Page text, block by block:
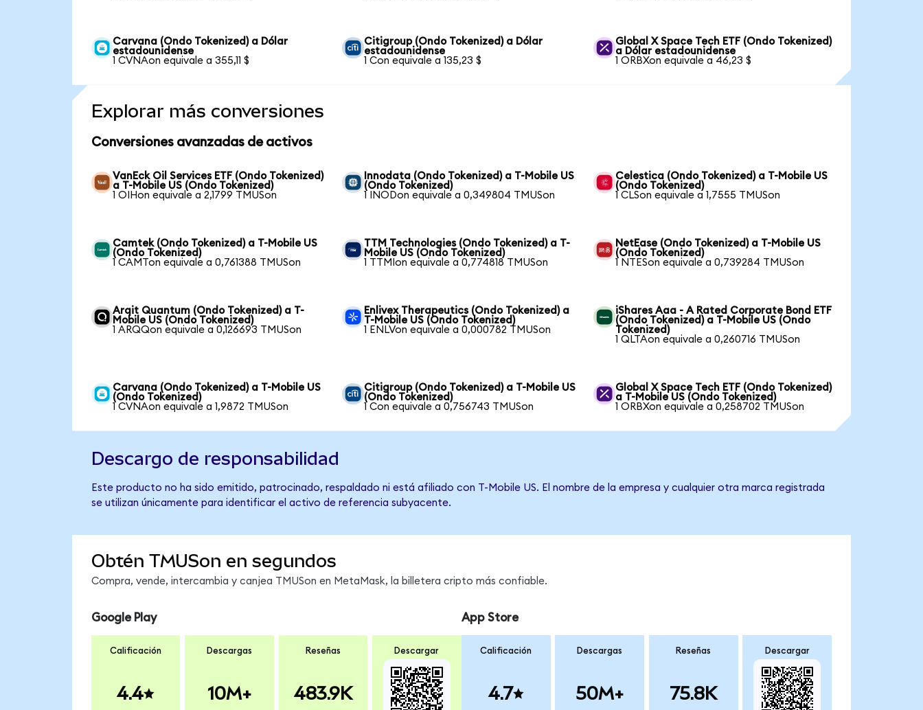
Carvana (Ondo Tokenized) a Dólar
estadounidense
1 CVNAon equivale a 355,11 $
Citigroup (Ondo Tokenized) a Dólar
estadounidense
1 Con equivale a 135,23 $
Global X Space Tech ETF (Ondo Tokenized)
a Dólar estadounidense
1 ORBXon equivale a 46,23 $
Explorar más conversiones
Conversiones avanzadas de activos
VanEck Oil Services ETF (Ondo Tokenized)
a T-Mobile US (Ondo Tokenized)
1 OIHon equivale a 2,1799 TMUSon
Innodata (Ondo Tokenized) a T-Mobile US
(Ondo Tokenized)
1 INODon equivale a 0,349804 TMUSon
Celestica (Ondo Tokenized) a T-Mobile US
(Ondo Tokenized)
1 CLSon equivale a 1,7555 TMUSon
Camtek (Ondo Tokenized) a T-Mobile US
(Ondo Tokenized)
1 CAMTon equivale a 0,761388 TMUSon
TTM Technologies (Ondo Tokenized) a T-
Mobile US (Ondo Tokenized)
1 TTMIon equivale a 0,774818 TMUSon
NetEase (Ondo Tokenized) a T-Mobile US
(Ondo Tokenized)
1 NTESon equivale a 0,739284 TMUSon
Arqit Quantum (Ondo Tokenized) a T-
Mobile US (Ondo Tokenized)
1 ARQQon equivale a 0,126693 TMUSon
Enlivex Therapeutics (Ondo Tokenized) a
T-Mobile US (Ondo Tokenized)
1 ENLVon equivale a 0,000782 TMUSon
iShares Aaa - A Rated Corporate Bond ETF
(Ondo Tokenized) a T-Mobile US (Ondo
Tokenized)
1 QLTAon equivale a 0,260716 TMUSon
Carvana (Ondo Tokenized) a T-Mobile US
(Ondo Tokenized)
1 CVNAon equivale a 1,9872 TMUSon
Citigroup (Ondo Tokenized) a T-Mobile US
(Ondo Tokenized)
1 Con equivale a 0,756743 TMUSon
Global X Space Tech ETF (Ondo Tokenized)
a T-Mobile US (Ondo Tokenized)
1 ORBXon equivale a 0,258702 TMUSon
Descargo de responsabilidad
Este producto no ha sido emitido, patrocinado, respaldado ni está afiliado con T-Mobile US. El nombre de la empresa y cualquier otra marca registrada
se utilizan únicamente para identificar el activo de referencia subyacente.
Obtén TMUSon en segundos
Compra, vende, intercambia y canjea TMUSon en MetaMask, la billetera cripto más confiable.
Google Play
Calificación
4.4
Descargas
10M+
Reseñas
483.9K
Descargar
App Store
Calificación
4.7
Descargas
50M+
Reseñas
75.8K
Descargar